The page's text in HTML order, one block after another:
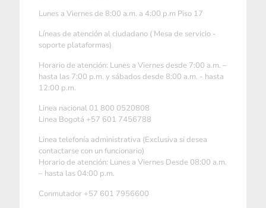
Lunes a Viernes de 8:00 a.m. a 4:00 p.m Piso 17
Líneas de atención al ciudadano ( Mesa de servicio -
soporte plataformas)
Horario de atención: Lunes a Viernes desde 7:00 a.m. –
hasta las 7:00 p.m. y sábados desde 8:00 a.m. - hasta
12:00 p.m.
Linea nacional 01 800 0520808
Linea Bogotá +57 601 7456788
Linea telefonía administrativa (Exclusiva si desea
contactarse con un funcionario)
Horario de atención: Lunes a Viernes Desde 08:00 a.m.
– hasta las 04:00 p.m.
Conmutador +57 601 7956600